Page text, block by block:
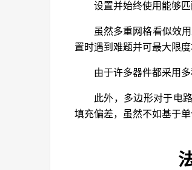
设置并始终使用能够
虽然多重网格看似效
置时遇到难题并可最大限度
由于许多器件都采用
此外，多边形对于电
填充偏差，虽然不如基于